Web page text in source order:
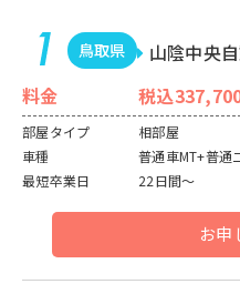
鳥取県
山陰中央
料金
税込
部屋タイプ
相部屋
車種
普通車MT+普通
最短卒業日
22日間～
お申